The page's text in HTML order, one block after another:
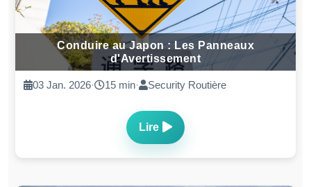
Conduire au Japon : Les Panneaux
d'Avertissement
03 Jan. 2026· 15 min· Security Routière
Lire